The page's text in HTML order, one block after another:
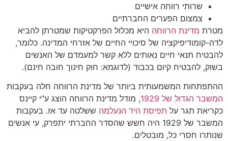
שרותי רווחה אישיים
צמצום הפערים החברתיים
מטרת מדינת הרווחה היא מכלול הפרקטיקות שמטרתן להביא
לדה-קומודיפיקציה של סיכויי החיים של אזרחי המדינה. כלומר,
להבטיח תנאי חיים נאותים ללא קשר למעמדם של האנשים
בשוק, להבטיח קיום בכבוד (לדוגמא: חוק חינוך חובה חינם).
ההתפתחות המשמעותית ביותר של מדינת הרווחה חלה בעקבות
המשבר הגדול של 1929
, מודל מדינת הרווחה הוצג ע"י קיינס
כקריאת תגר על תפיסת היד הנעלמה ששלטה עד אז. בעקבות
המשבר של 1929 היה חשש שהסדר החברתי יתפרק, עי אנשים
שנותרו חסרי כל, מובטלים.